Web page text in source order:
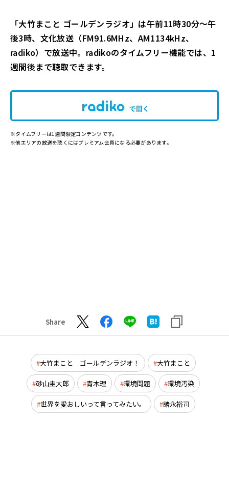
「大竹まこと ゴールデンラジオ」は午前11時30分～午
後3時、文化放送（FM91.6MHz、AM1134kHz、
radiko）で放送中。radikoのタイムフリー機能では、1
週間後まで聴取できます。
で開く
※タイムフリーは1週間限定コンテンツです。
※他エリアの放送を聴くにはプレミアム会員になる必要があります。
Share
大竹まこと ゴールデンラジオ！ 大竹まこと
砂山圭大郎 青木理 環境問題 環境汚染
世界を愛おしいって言ってみたい。 諸永裕司